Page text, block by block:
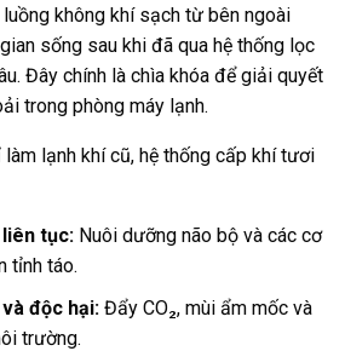
không khí sạch từ bên ngoài
sống sau khi đã qua hệ thống lọc
Đây chính là chìa khóa để giải quyết
trong phòng máy lạnh.
làm lạnh khí cũ, hệ thống cấp khí tươi
tục:Nuôi dưỡng não bộ và các cơ
tỉnh táo.
độc hại:Đẩy CO₂, mùi ẩm mốc và
trường.